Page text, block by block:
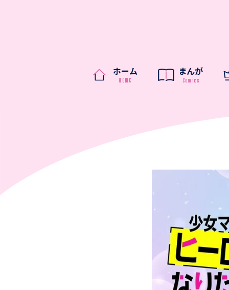
ホーム まんが